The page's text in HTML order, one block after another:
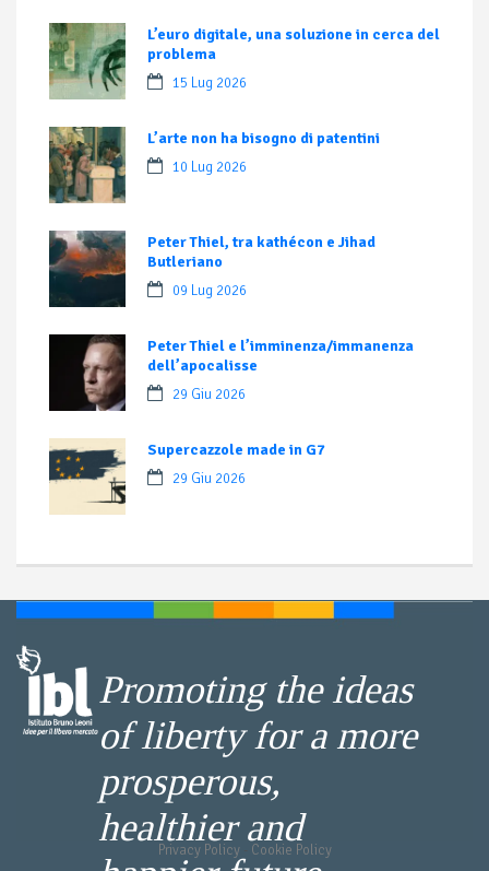
L’euro digitale, una soluzione in cerca del
problema
15 Lug 2026
L’arte non ha bisogno di patentini
10 Lug 2026
Peter Thiel, tra kathécon e Jihad
Butleriano
09 Lug 2026
Peter Thiel e l’imminenza/immanenza
dell’apocalisse
29 Giu 2026
Supercazzole made in G7
29 Giu 2026
Promoting the ideas
of liberty for a more
prosperous,
healthier and
Privacy Policy- Cookie Policy